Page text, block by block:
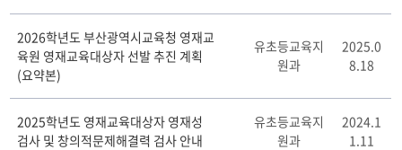
2026학년도 부산광역시교육청 영재교
육원 영재교육대상자 선발 추진 계획
(요약본)
유초등교육지
원과
2025.0
8.18
2025학년도 영재교육대상자 영재성
검사 및 창의적문제해결력 검사 안내
유초등교육지
원과
2024.1
1.11